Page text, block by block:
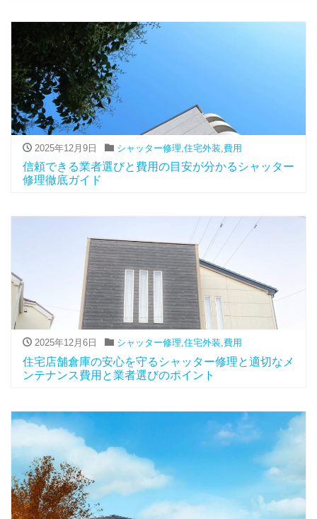
2025年12月9日 シャッター修理 住宅外装 費用
信頼できる業者選びと費用の目安が分かるシャッター
修理徹底ガイド
2025年12月6日 シャッター修理,住宅外装,費用
住宅店舗倉庫の安心を守るシャッター修理と適切なメ
ンテナンス費用と業者選びのポイント